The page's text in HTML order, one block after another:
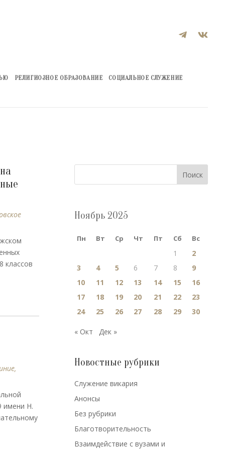
 
РЕЛИГИОЗНОЕ ОБРАЗОВАНИЕ
СОЦИАЛЬНОЕ СЛУЖЕНИЕ
классов
,
имени Н.
Поиск
Ноябрь 2025
Пн Вт Ср Чт Пт Сб Вс
1
2
3
4 5 6 7 8
9
10
11 12 13 14 15
16
17
18 19 20 21 22
23
24
25 26 27 28 29 30
« Окт Дек »
Новостные рубрики
Cлужение викария
Анонсы
Без рубрики
Благотворительность
Взаимдействие с вузами и